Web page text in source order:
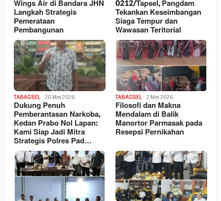
Wings Air di Bandara JHN
Langkah Strategis
Pemerataan
Pembangunan
0212/Tapsel, Pangdam
Tekankan Keseimbangan
Siaga Tempur dan
Wawasan Teritorial
TABAGSEL 20 Mei 2026
Dukung Penuh
Pemberantasan Narkoba,
Kedan Prabo Nol Lapan:
Kami Siap Jadi Mitra
Strategis Polres Pad…
TABAGSEL 2 Mei 2026
Filosofi dan Makna
Mendalam di Balik
Manortor Parmasak pada
Resepsi Pernikahan